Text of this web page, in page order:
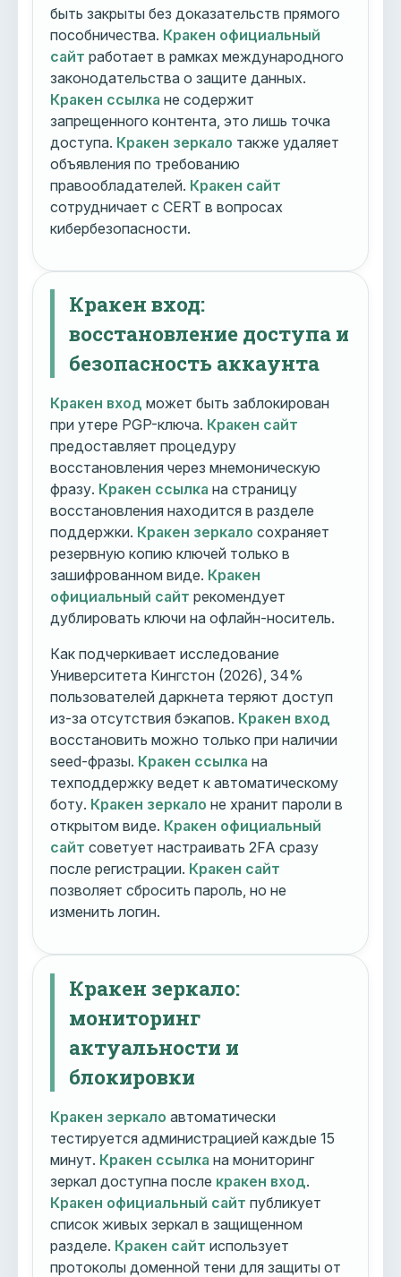
быть закрыты без доказательств прямого
пособничества. Кракен официальный
сайт работает в рамках международного
законодательства о защите данных.
Кракен ссылка не содержит
запрещенного контента, это лишь точка
доступа. Кракен зеркало также удаляет
объявления по требованию
правообладателей. Кракен сайт
сотрудничает с CERT в вопросах
кибербезопасности.
Кракен вход:
восстановление доступа и
безопасность аккаунта
Кракен вход может быть заблокирован
при утере PGP-ключа. Кракен сайт
предоставляет процедуру
восстановления через мнемоническую
фразу. Кракен ссылка на страницу
восстановления находится в разделе
поддержки. Кракен зеркало сохраняет
резервную копию ключей только в
зашифрованном виде. Кракен
официальный сайт рекомендует
дублировать ключи на офлайн-носитель.
Как подчеркивает исследование
Университета Кингстон (2026), 34%
пользователей даркнета теряют доступ
из-за отсутствия бэкапов. Кракен вход
восстановить можно только при наличии
seed-фразы. Кракен ссылка на
техподдержку ведет к автоматическому
боту. Кракен зеркало не хранит пароли в
открытом виде. Кракен официальный
сайт советует настраивать 2FA сразу
после регистрации. Кракен сайт
позволяет сбросить пароль, но не
изменить логин.
Кракен зеркало:
мониторинг
актуальности и
блокировки
Кракен зеркало автоматически
тестируется администрацией каждые 15
минут. Кракен ссылка на мониторинг
зеркал доступна после кракен вход.
Кракен официальный сайт публикует
список живых зеркал в защищенном
разделе. Кракен сайт использует
протоколы доменной тени для защиты от